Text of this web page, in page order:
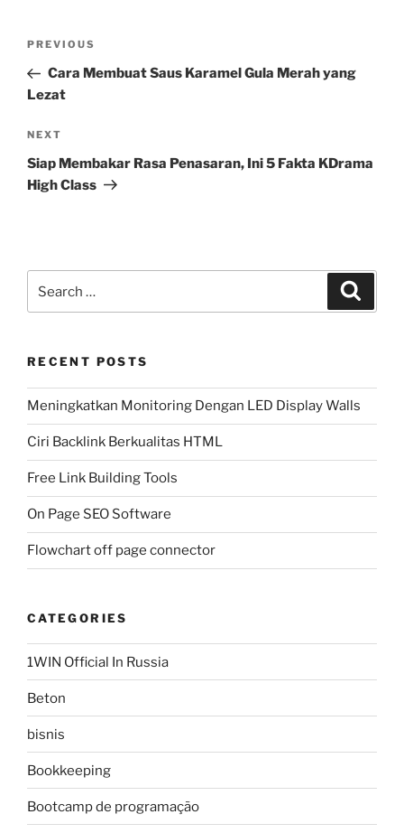
Previous
Post
PREVIOUS
Cara Membuat Saus Karamel Gula Merah yang
Lezat
Next
Post
NEXT
Siap Membakar Rasa Penasaran, Ini 5 Fakta KDrama
High Class
for:
RECENT POSTS
Meningkatkan Monitoring Dengan LED Display Walls
Ciri Backlink Berkualitas HTML
Free Link Building Tools
On Page SEO Software
Flowchart off page connector
CATEGORIES
1WIN Official In Russia
Beton
bisnis
Bookkeeping
Bootcamp de programação